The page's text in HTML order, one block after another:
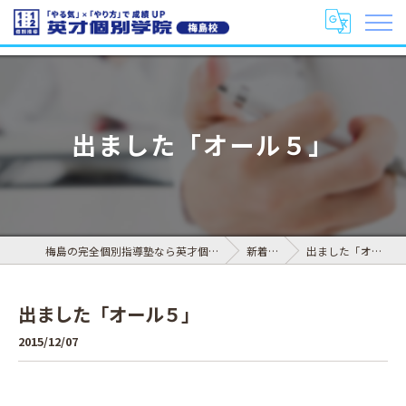
出ました「オール５」
梅島の完全個別指導塾なら英才個別学院 梅島校 新着情報 出ました「オール５」
出ました「オール５」
2015/12/07